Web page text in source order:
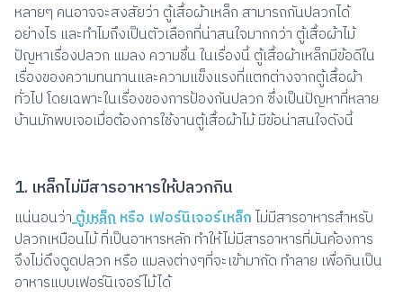
หลายๆ คนอาจจะสงสัยว่า ตู้เสื้อผ้าเหล็ก สามารถกันปลวกได้
อย่างไร และทำไมถึงเป็นตัวเลือกที่น่าสนใจมากกว่า ตู้เสื้อผ้าไม้
ปัญหาเรื่องปลวก แมลง ความชื้น ในเรื่องนี้ ตู้เสื้อผ้าเหล็กมีข้อดีใน
เรื่องของความทนทานและความแข็งแรงที่แตกต่างจากตู้เสื้อผ้า
ทั่วไป โดยเฉพาะในเรื่องของการป้องกันปลวก ซึ่งเป็นปัญหาที่หลาย
บ้านมักพบเจอเมื่อต้องการใช้งานตู้เสื้อผ้าไม้ มีข้อน่าสนใจดังนี้
1. เหล็กไม่มีสารอาหารให้ปลวกกิน
แน่นอนว่าตู้เหล็กหรือ เฟอร์นิเจอร์เหล็กไม่มีสารอาหารสำหรับ
ปลวกเหมือนไม้ ที่เป็นอาหารหลัก ทำให้ไม่มีสารอาหารที่มันค้องการ
จึงไม่ดึงดูดปลวก หรือ แมลงต่างๆที่จะเข้ามากัด ทำลาย เพื่อกินเป็น
อาหารแบบเฟอร์นิเจอร์ไม้ได้